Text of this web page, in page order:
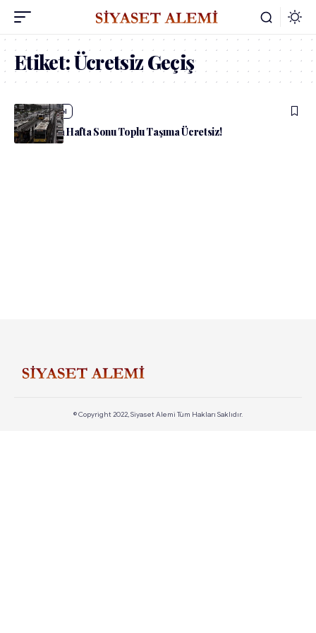
Etiket:Ücretsiz Geçiş
admin Güncel
İstanbul’da Hafta Sonu Toplu Taşıma Ücretsiz!
© Copyright 2022, Siyaset Alemi Tüm Hakları Saklıdır.